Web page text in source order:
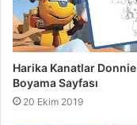
Harika Kanatlar Donnie
Boyama Sayfası
20 Ekim 2019